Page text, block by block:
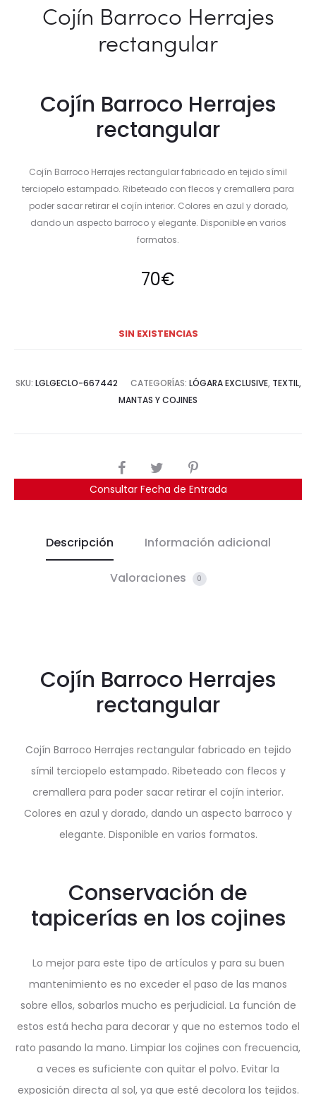
Consultar Fecha de Entrada
Cojín Barroco Herrajes
rectangular
Cojín Barroco Herrajes
rectangular
Cojín Barroco Herrajes rectangular fabricado en tejido símil
terciopelo estampado. Ribeteado con flecos y cremallera para
poder sacar retirar el cojín interior. Colores en azul y dorado,
dando un aspecto barroco y elegante. Disponible en varios
formatos.
70€
SIN EXISTENCIAS
SKU: LGLGECLO-667442 CATEGORÍAS: LÓGARA EXCLUSIVE, TEXTIL,
MANTAS Y COJINES
COMPARTIR
Descripción Información adicional
Valoraciones 0
Cojín Barroco Herrajes
rectangular
Cojín Barroco Herrajes rectangular fabricado en tejido
símil terciopelo estampado. Ribeteado con flecos y
cremallera para poder sacar retirar el cojín interior.
Colores en azul y dorado, dando un aspecto barroco y
elegante. Disponible en varios formatos.
Conservación de
tapicerías en los cojines
Lo mejor para este tipo de artículos y para su buen
mantenimiento es no exceder el paso de las manos
sobre ellos, sobarlos mucho es perjudicial. La función de
estos está hecha para decorar y que no estemos todo el
rato pasando la mano. Limpiar los cojines con frecuencia,
a veces es suficiente con quitar el polvo. Evitar la
exposición directa al sol, ya que esté decolora los tejidos.